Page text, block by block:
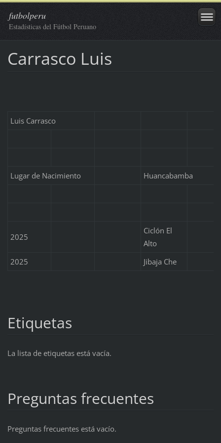
futbolperu
Estadísticas del Fútbol Peruano
Carrasco Luis
Luis Carrasco
Lugar de Nacimiento Huancabamba
2025
Ciclón El
Alto
2025
Jibaja Che
Etiquetas
La lista de etiquetas está vacía.
Preguntas frecuentes
Preguntas frecuentes está vacío.